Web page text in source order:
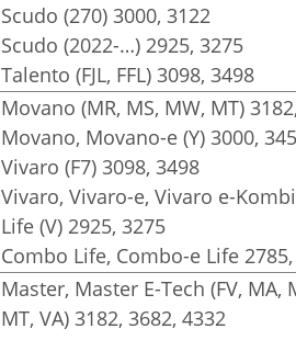
Scudo (270) 3000, 3122
Scudo (2022-…) 2925, 3275
Talento (FJL, FFL) 3098, 3498
Movano (MR, MS, MW, MT)
Movano, Movano-e (Y) 3000,
Vivaro (F7) 3098, 3498
Vivaro, Vivaro-e, Vivaro e-
Life (V) 2925, 3275
Combo Life, Combo-e Life
Master, Master E-Tech (FV, MA,
MT, VA) 3182, 3682, 4332